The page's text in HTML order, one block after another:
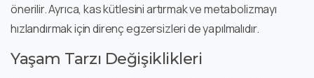
önerilir. Ayrıca, kas kütlesini artırmak ve metabolizmayı
hızlandırmak için direnç egzersizleri de yapılmalıdır.
Yaşam Tarzı Değişiklikleri